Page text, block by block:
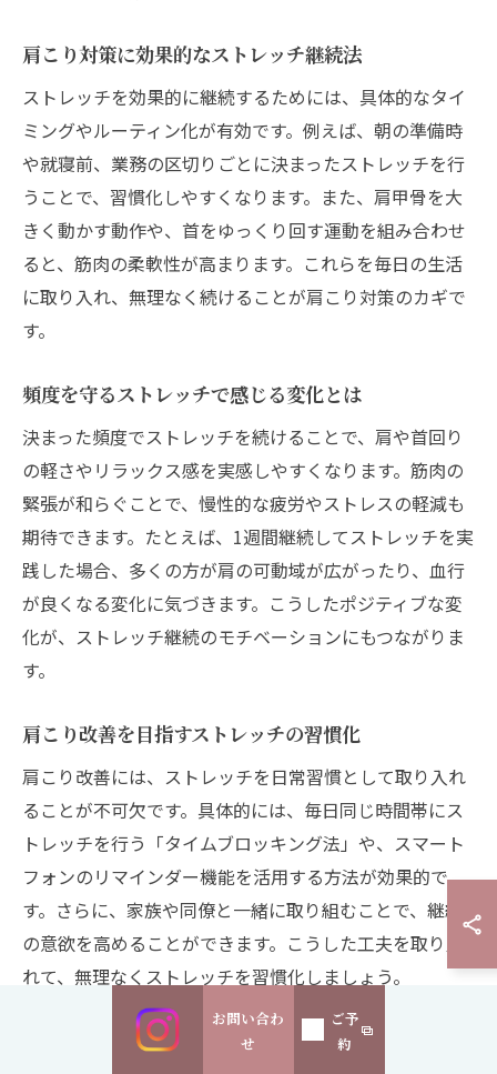
肩こり対策に効果的なストレッチ継続法
ストレッチを効果的に継続するためには、具体的なタイ
ミングやルーティン化が有効です。例えば、朝の準備時
や就寝前、業務の区切りごとに決まったストレッチを行
うことで、習慣化しやすくなります。また、肩甲骨を大
きく動かす動作や、首をゆっくり回す運動を組み合わせ
ると、筋肉の柔軟性が高まります。これらを毎日の生活
に取り入れ、無理なく続けることが肩こり対策のカギで
す。
頻度を守るストレッチで感じる変化とは
決まった頻度でストレッチを続けることで、肩や首回り
の軽さやリラックス感を実感しやすくなります。筋肉の
緊張が和らぐことで、慢性的な疲労やストレスの軽減も
期待できます。たとえば、1週間継続してストレッチを実
践した場合、多くの方が肩の可動域が広がったり、血行
が良くなる変化に気づきます。こうしたポジティブな変
化が、ストレッチ継続のモチベーションにもつながりま
す。
肩こり改善を目指すストレッチの習慣化
肩こり改善には、ストレッチを日常習慣として取り入れ
ることが不可欠です。具体的には、毎日同じ時間帯にス
トレッチを行う「タイムブロッキング法」や、スマート
フォンのリマインダー機能を活用する方法が効果的で
す。さらに、家族や同僚と一緒に取り組むことで、継続
の意欲を高めることができます。こうした工夫を取り入
れて、無理なくストレッチを習慣化しましょう。
ストレッチの頻度別メリットと注意点
お問い合わ
せ
ご予
約